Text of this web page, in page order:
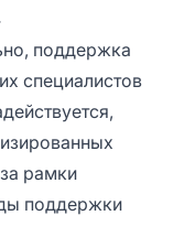
поддержка
специалистов
рамки
поддержки